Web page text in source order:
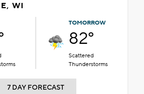
WI
TOMORROW
82°
Scattered
Thunderstorms
7 DAY FORECAST